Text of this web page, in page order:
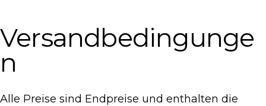
Versandbedingunge
n
Alle Preise sind Endpreise und enthalten die